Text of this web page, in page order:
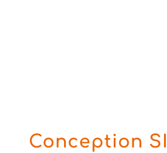
Conception SI